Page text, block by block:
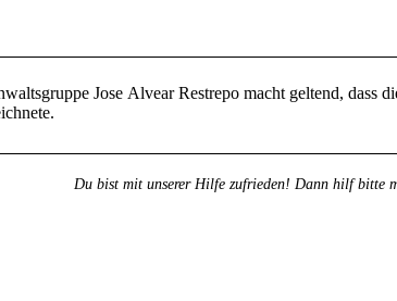
Jose Alvear Restrepo macht geltend,
Du bist mit unserer Hilfe zufrieden! Dann hilf bitte